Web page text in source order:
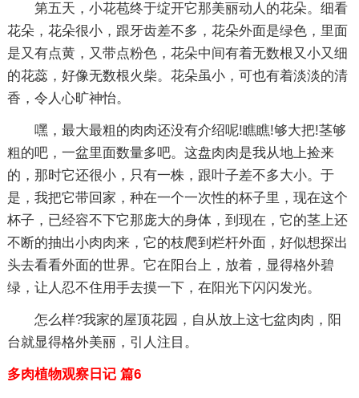
第五天，小花苞终于绽开它那美丽动人的花朵。细看
花朵，花朵很小，跟牙齿差不多，花朵外面是绿色，里面
是又有点黄，又带点粉色，花朵中间有着无数根又小又细
的花蕊，好像无数根火柴。花朵虽小，可也有着淡淡的清
香，令人心旷神怡。
嘿，最大最粗的肉肉还没有介绍呢!瞧瞧!够大把!茎够
粗的吧，一盆里面数量多吧。这盘肉肉是我从地上捡来
的，那时它还很小，只有一株，跟叶子差不多大小。于
是，我把它带回家，种在一个一次性的杯子里，现在这个
杯子，已经容不下它那庞大的身体，到现在，它的茎上还
不断的抽出小肉肉来，它的枝爬到栏杆外面，好似想探出
头去看看外面的世界。它在阳台上，放着，显得格外碧
绿，让人忍不住用手去摸一下，在阳光下闪闪发光。
怎么样?我家的屋顶花园，自从放上这七盆肉肉，阳
台就显得格外美丽，引人注目。
多肉植物观察日记 篇6